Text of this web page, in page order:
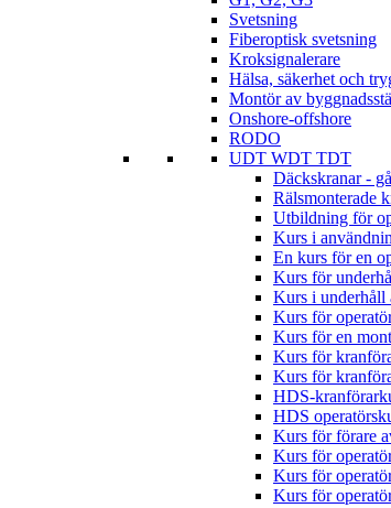
Svetsning
Fiberoptisk svetsning
Kroksignalerare
Hälsa, säkerhet och
Montör av
Onshore-offshore
RODO
UDT WDT TDT
Däckskranar -
Rälsmonterade
Utbildning för
Kurs i
En kurs för en
Kurs för
Kurs i
Kurs för
Kurs för en
Kurs för
Kurs för
HDS-
HDS
Kurs för förare
Kurs för
Kurs för
Kurs för